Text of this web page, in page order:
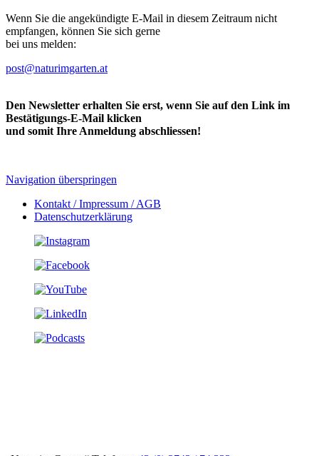
Wenn Sie die angekündigte E-Mail in diesem Zeitraum nicht
empfangen, können Sie sich gerne
bei uns melden:
post@naturimgarten.at
Den Newsletter erhalten Sie erst, wenn Sie auf den Link im
Bestätigungs-E-Mail klicken
und somit Ihre Anmeldung abschliessen!
Navigation überspringen
Kontakt / Impressum / AGB
Datenschutzerklärung